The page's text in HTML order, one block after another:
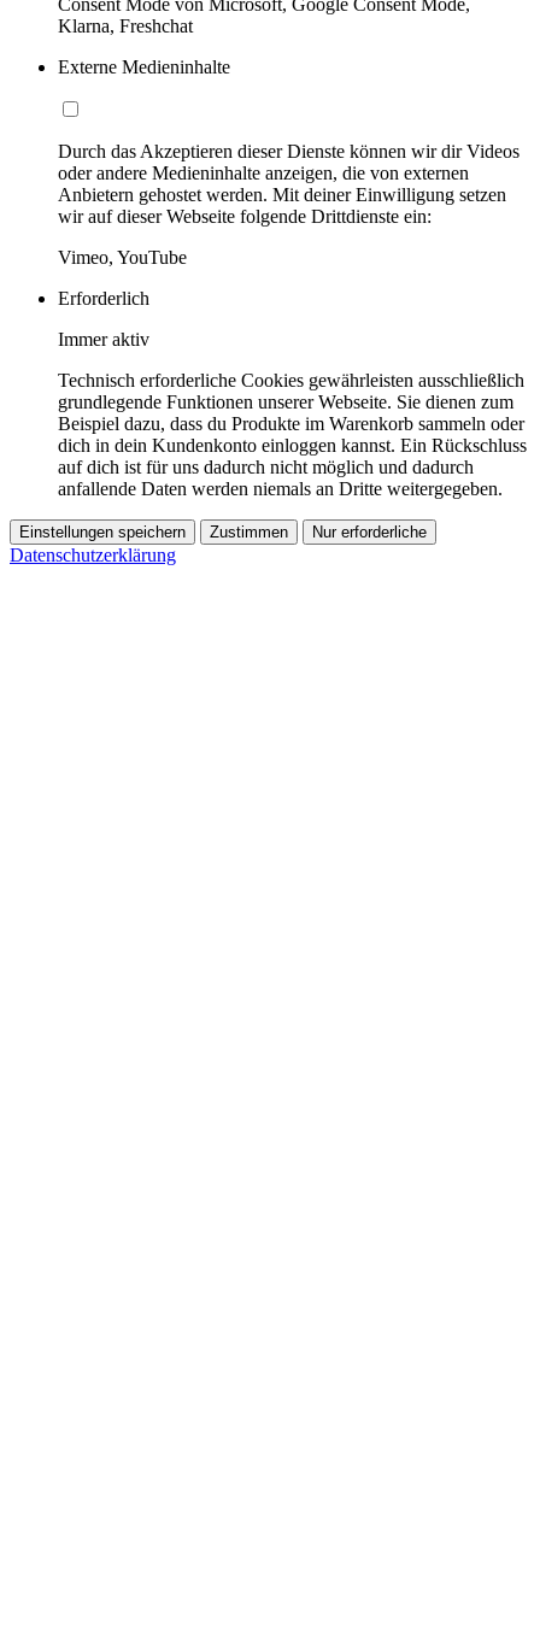
Consent Mode von Microsoft, Google Consent Mode,
Klarna, Freshchat
Externe Medieninhalte
Durch das Akzeptieren dieser Dienste können wir dir Videos
oder andere Medieninhalte anzeigen, die von externen
Anbietern gehostet werden. Mit deiner Einwilligung setzen
wir auf dieser Webseite folgende Drittdienste ein:
Vimeo, YouTube
Erforderlich
Immer aktiv
Technisch erforderliche Cookies gewährleisten ausschließlich
grundlegende Funktionen unserer Webseite. Sie dienen zum
Beispiel dazu, dass du Produkte im Warenkorb sammeln oder
dich in dein Kundenkonto einloggen kannst. Ein Rückschluss
auf dich ist für uns dadurch nicht möglich und dadurch
anfallende Daten werden niemals an Dritte weitergegeben.
Einstellungen speichern Zustimmen Nur erforderliche
Datenschutzerklärung